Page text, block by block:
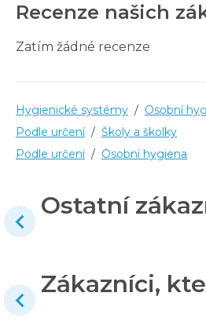
Recenze našich
Zatím žádné recenze
Hygienické systémy / Osobní
Podle určení / Školy a školky
Podle určení / Osobní hygiena
Ostatní
Zákazníci,